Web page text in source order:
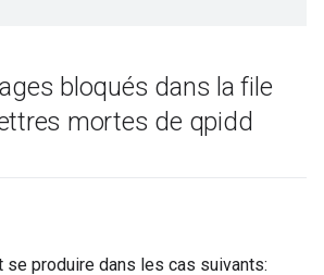
bloqués dans la file
mortes de qpidd
se produire dans les cas suivants: